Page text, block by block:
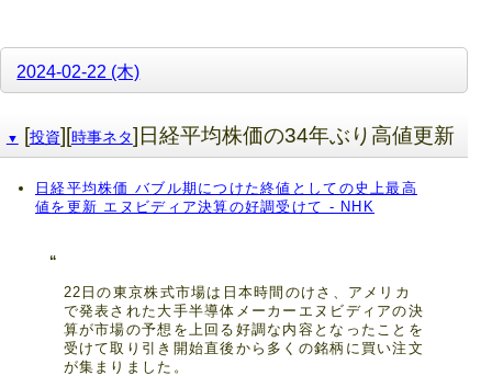
2024-02-22 (木)
▼ [投資][時事ネタ]日経平均株価の34年ぶり高値更新
日経平均株価 バブル期につけた終値としての史上最高
値を更新 エヌビディア決算の好調受けて - NHK
22日の東京株式市場は日本時間のけさ、アメリカ
で発表された大手半導体メーカーエヌビディアの決
算が市場の予想を上回る好調な内容となったことを
受けて取り引き開始直後から多くの銘柄に買い注文
が集まりました。